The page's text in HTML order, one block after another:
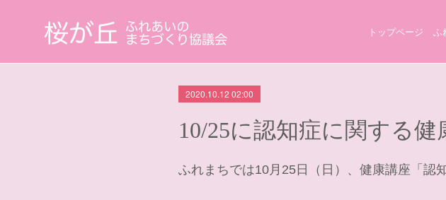
トップページ ふ
2020.10.12 02:00
10/25に認知症に関する
ふれまちでは10月25日（日）、健康講座「認